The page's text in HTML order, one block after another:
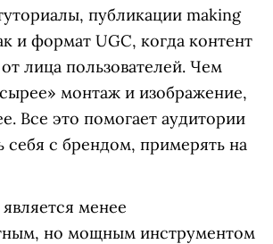
публикации making
и формат UGC, когда контент
лица пользователей. Чем
монтаж и изображение,
Все это помогает аудитории
себя с брендом, примерять на
менее
но мощным инструментом